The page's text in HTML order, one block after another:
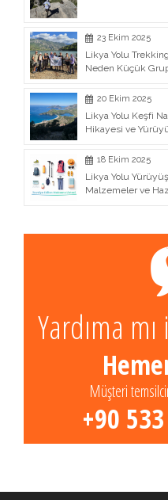
23 Ekim 2025
Likya Yolu
Neden Küçük
20 Ekim 2025
Likya Yolu Keşfi
Hikayesi ve
18 Ekim 2025
Likya Yolu
Malzemeler ve
Yardıma mı
Müşteri
+90